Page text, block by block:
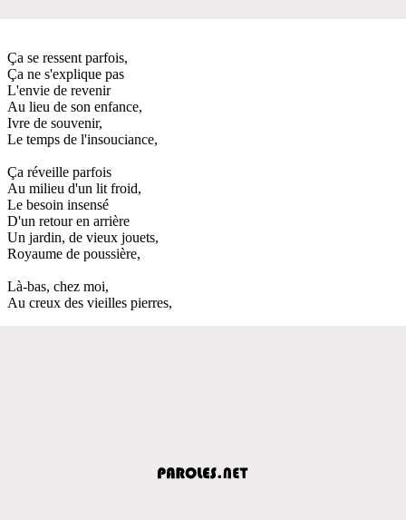
Ça se ressent parfois,
Ça ne s'explique pas
L'envie de revenir
Au lieu de son enfance,
Ivre de souvenir,
Le temps de l'insouciance,
Ça réveille parfois
Au milieu d'un lit froid,
Le besoin insensé
D'un retour en arrière
Un jardin, de vieux jouets,
Royaume de poussière,
Là-bas, chez moi,
Au creux des vieilles pierres,